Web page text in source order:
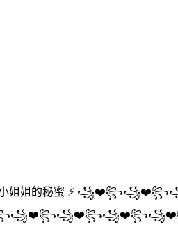
kmv8.xyz 】小姐姐的秘蜜